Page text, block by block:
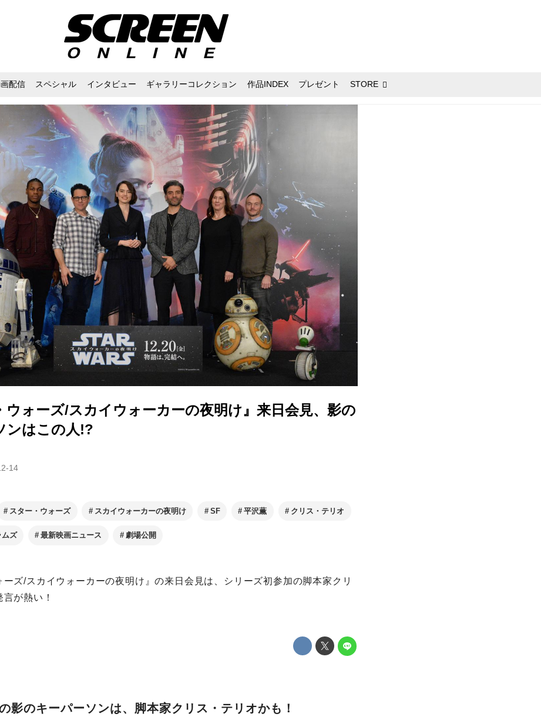
配信 スペシャル インタビュー ギャラリーコレクション 作品INDEX プレゼント STORE
ウォーズ/スカイウォーカーの夜明け』来日会見、影の
ンはこの人!?
14
スター・ウォーズ スカイウォーカーの夜明け SF 平沢薫 クリス・テリオ
ズ 最新映画ニュース 劇場公開
ーズ/スカイウォーカーの夜明け』の来日会見は、シリーズ初参加の脚本家クリ
が熱い！
の影のキーパーソンは、脚本家クリス・テリオかも！